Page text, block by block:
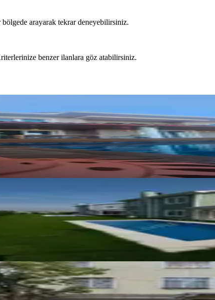
arayarak tekrar deneyebilirsiniz.
benzer ilanlara göz atabilirsiniz.
Villa
Gümüşyaka'da Ful Eşyalı Satılık Villa